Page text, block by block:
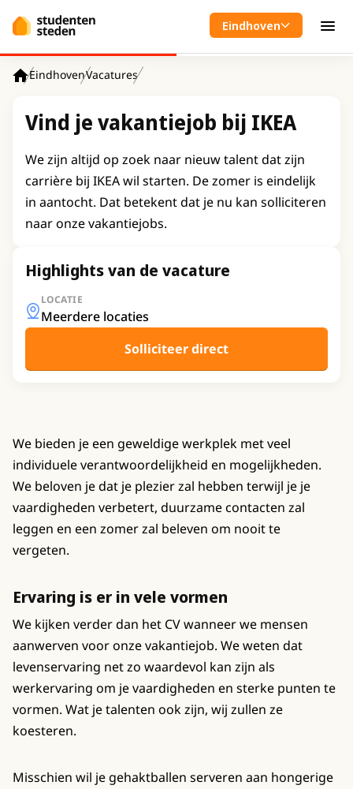
Eindhoven
EindhovenVacatures
Vind je vakantiejob bij IKEA
We zijn altijd op zoek naar nieuw talent dat zijn
carrière bij IKEA wil starten. De zomer is eindelijk
in aantocht. Dat betekent dat je nu kan solliciteren
naar onze vakantiejobs.
Highlights van de vacature
LOCATIE
Meerdere locaties
Solliciteer direct
We bieden je een geweldige werkplek met veel
individuele verantwoordelijkheid en mogelijkheden.
We beloven je dat je plezier zal hebben terwijl je je
vaardigheden verbetert, duurzame contacten zal
leggen en een zomer zal beleven om nooit te
vergeten.
Ervaring is er in vele vormen
We kijken verder dan het CV wanneer we mensen
aanwerven voor onze vakantiejob. We weten dat
levenservaring net zo waardevol kan zijn als
werkervaring om je vaardigheden en sterke punten te
vormen. Wat je talenten ook zijn, wij zullen ze
koesteren.
Misschien wil je gehaktballen serveren aan hongerige